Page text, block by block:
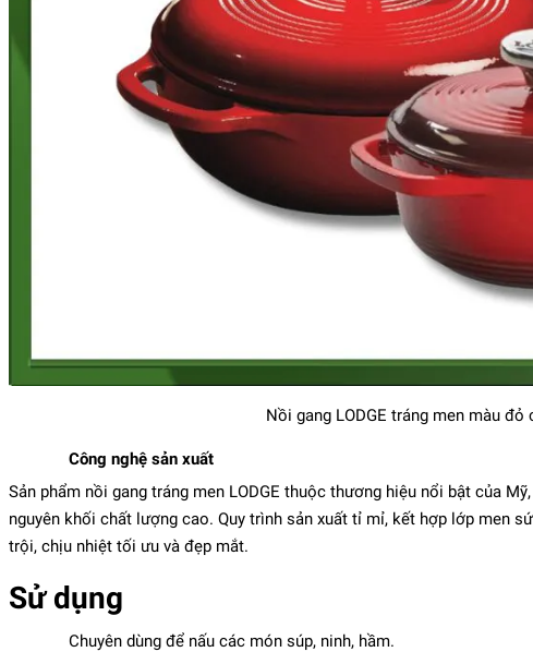
Nồi gang LODGE tráng men màu đỏ
Công nghệ sản xuất
Sản phẩm nồi gang tráng men LODGE thuộc thương hiệu nổi bật của
nguyên khối chất lượng cao. Quy trình sản xuất tỉ mỉ, kết hợp lớp men
trội, chịu nhiệt tối ưu và đẹp mắt.
Sử dụng
Chuyên dùng để nấu các món súp, ninh, hầm.
Nồi Hexagon Staub màu đỏ